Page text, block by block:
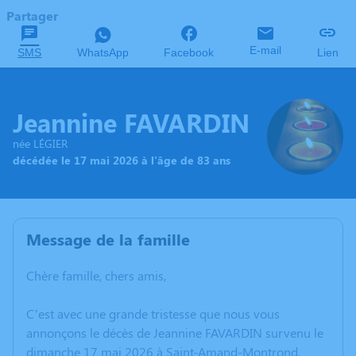
Partager
SMS WhatsApp Facebook E-mail Lien
Jeannine FAVARDIN
née LÉGIER
décédée le 17 mai 2026 à l'âge de 83 ans
Message de la famille
Chère famille, chers amis,
C’est avec une grande tristesse que nous vous
annonçons le décès de Jeannine FAVARDIN survenu le
dimanche 17 mai 2026 à Saint-Amand-Montrond.